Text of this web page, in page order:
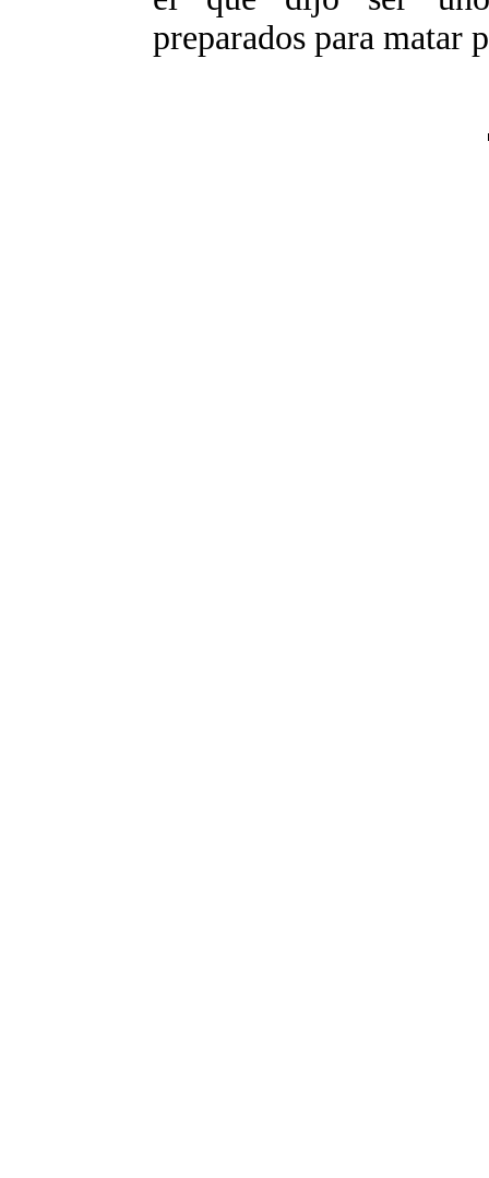
preparados para matar